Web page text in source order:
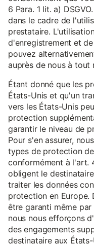
6 Para. 1 lit. a)
dans le cadre de
prestataire.
d'enregistrement et
pouvez
auprès de nous à tout
Étant donné que les
États-Unis et qu'un
vers les États-Unis
protection
garantir le niveau de
Pour s'en assurer,
types de protection
conformément à l'art.
obligent le
traiter les données
protection en Europe.
être garanti même
nous nous efforçons
des engagements
destinataire aux États-